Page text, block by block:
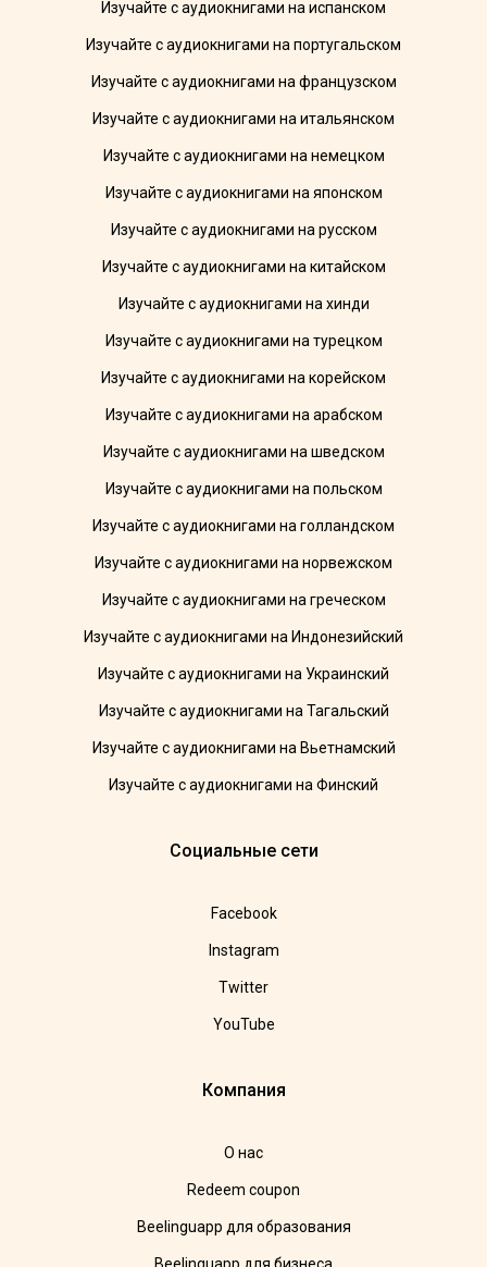
Изучайте с аудиокнигами на испанском
Изучайте с аудиокнигами на португальском
Изучайте с аудиокнигами на французском
Изучайте с аудиокнигами на итальянском
Изучайте с аудиокнигами на немецком
Изучайте с аудиокнигами на японском
Изучайте с аудиокнигами на русском
Изучайте с аудиокнигами на китайском
Изучайте с аудиокнигами на хинди
Изучайте с аудиокнигами на турецком
Изучайте с аудиокнигами на корейском
Изучайте с аудиокнигами на арабском
Изучайте с аудиокнигами на шведском
Изучайте с аудиокнигами на польском
Изучайте с аудиокнигами на голландском
Изучайте с аудиокнигами на норвежском
Изучайте с аудиокнигами на греческом
Изучайте с аудиокнигами на Индонезийский
Изучайте с аудиокнигами на Украинский
Изучайте с аудиокнигами на Тагальский
Изучайте с аудиокнигами на Вьетнамский
Изучайте с аудиокнигами на Финский
Социальные сети
Facebook
Instagram
Twitter
YouTube
Компания
О нас
Redeem coupon
Beelinguapp для образования